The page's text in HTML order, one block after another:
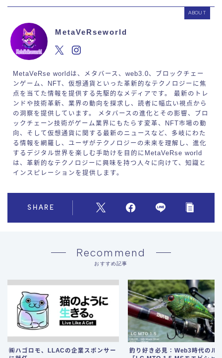
ABOUT
MetaVeRseworld
MetaVeRse worldは、メタバース、web3.0、ブロックチェー
ンゲーム、NFT、仮想通貨といった革新的なテクノロジーに焦
点を当てた情報を提供する先駆的なメディアです。 最新のトレ
ンドや技術革新、業界の動向を探求し、読者に幅広い視点から
の洞察を提供しています。 メタバースの進化とその影響、ブロ
ックチェーン技術がゲーム業界にもたらす変革、NFT市場の動
向、そして仮想通貨に関する最新のニュースなど、多岐にわた
る情報を網羅し、ユーザがテクノロジーの未来を理解し、進化
するデジタル世界を楽しむ手助けを目的にMetaVeRse world
は、革新的なテクノロジーに興味を持つ人々に向けて、知識と
インスピレーションを提供します。
SHARE
Recommend
おすすめ記事
㈱ハゴロモ、LLACの企業スポンサー
釣り好き必見：Web3時代のル